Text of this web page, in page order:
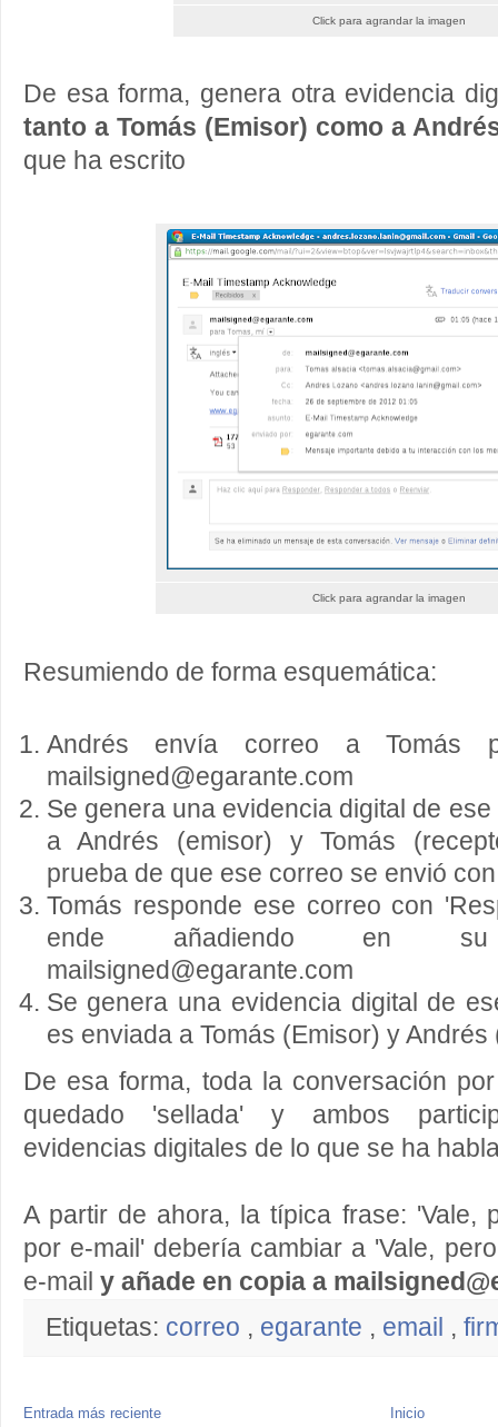
Click para agrandar la imagen
De esa forma, genera otra evidencia
tanto a Tomás (Emisor) como a
que ha escrito
Click para agrandar la imagen
Resumiendo de forma esquemática:
Andrés envía correo a Tomás
mailsigned@egarante.com
Se genera una evidencia digital de
a Andrés (emisor) y Tomás
prueba de que ese correo se envió
Tomás responde ese correo con
ende añadiendo en
mailsigned@egarante.com
Se genera una evidencia digital de
es enviada a Tomás (Emisor) y Andrés
De esa forma, toda la conversación
quedado 'sellada' y ambos
evidencias digitales de lo que se ha
A partir de ahora, la típica frase: 'Vale,
por e-mail' debería cambiar a 'Vale,
e-mail y añade en copia a
Etiquetas: correo , egarante , email ,
Entrada más reciente Inicio